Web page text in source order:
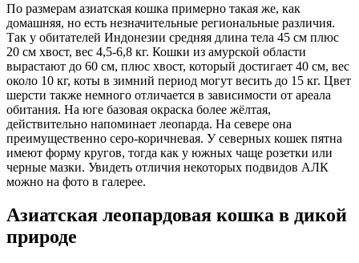
По размерам азиатская кошка примерно такая же, как
домашняя, но есть незначительные региональные различия.
Так у обитателей Индонезии средняя длина тела 45 см плюс
20 см хвост, вес 4,5-6,8 кг. Кошки из амурской области
вырастают до 60 см, плюс хвост, который достигает 40 см, вес
около 10 кг, коты в зимний период могут весить до 15 кг. Цвет
шерсти также немного отличается в зависимости от ареала
обитания. На юге базовая окраска более жёлтая,
действительно напоминает леопарда. На севере она
преимущественно серо-коричневая. У северных кошек пятна
имеют форму кругов, тогда как у южных чаще розетки или
черные мазки. Увидеть отличия некоторых подвидов АЛК
можно на фото в галерее.
Азиатская леопардовая кошка в дикой
природе